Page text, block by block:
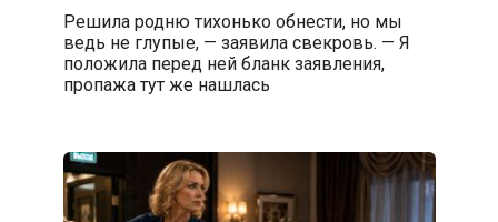
Решила родню тихонько обнести, но мы
ведь не глупые, — заявила свекровь. — Я
положила перед ней бланк заявления,
пропажа тут же нашлась